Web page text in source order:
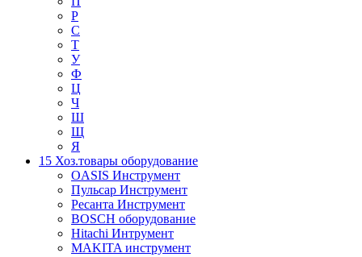
Р
С
Т
У
Ф
Ц
Ч
Ш
Щ
Я
15 Хоз.товары оборудование
OASIS Инструмент
Пульсар Инструмент
Ресанта Инструмент
BOSCH оборудование
Hitachi Интрумент
MAKITA инструмент